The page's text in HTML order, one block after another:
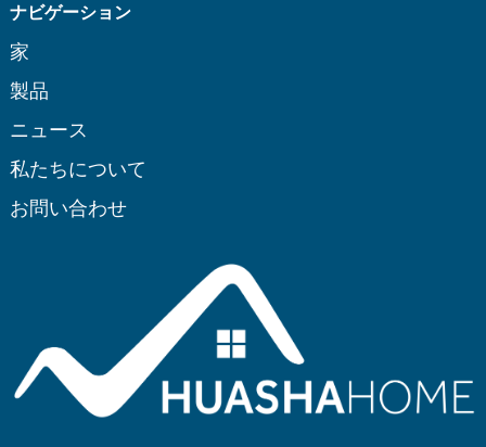
ナビゲーション
家
製品
ニュース
私たちについて
お問い合わせ